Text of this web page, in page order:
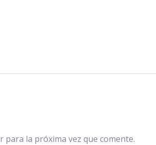
la próxima vez que comente.